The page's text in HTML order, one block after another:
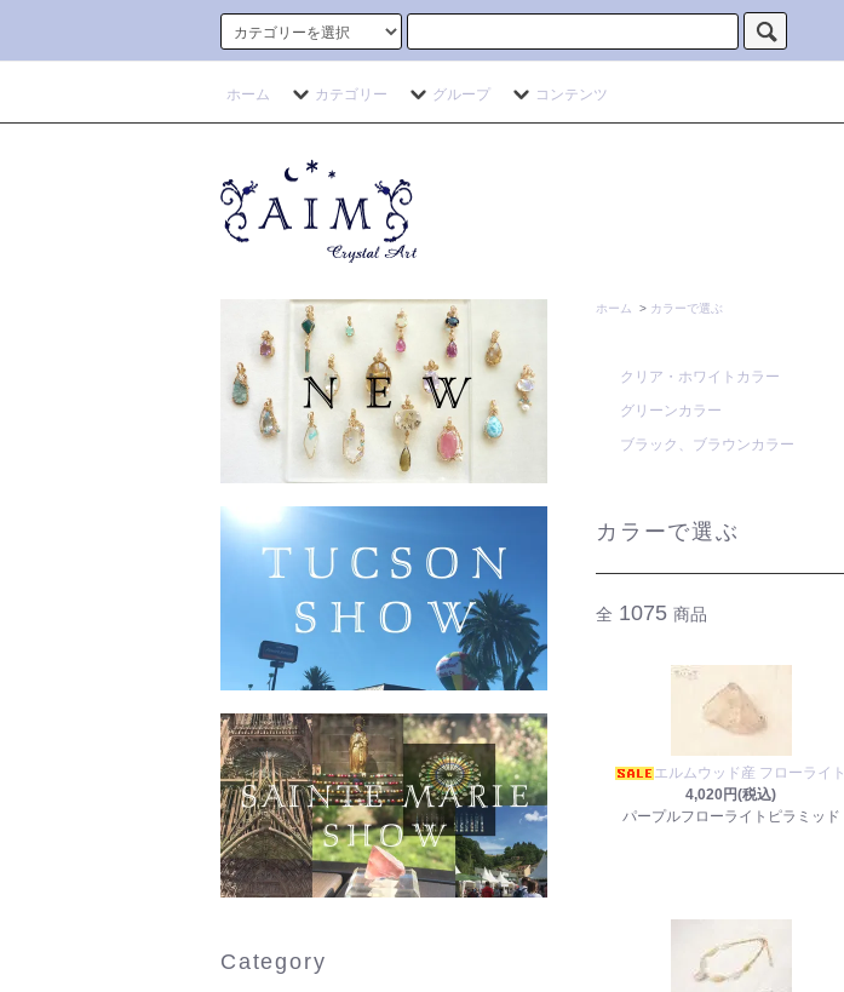
ホーム カテゴリー グループ コンテンツ
ホーム > カラーで選ぶ
クリア・ホワイトカラー
グリーンカラー
ブラック、ブラウンカラー
カラーで選ぶ
全 1075 商品
エルムウッド産 フローライト
4,020円(税込)
パープルフローライトピラミッド
Category